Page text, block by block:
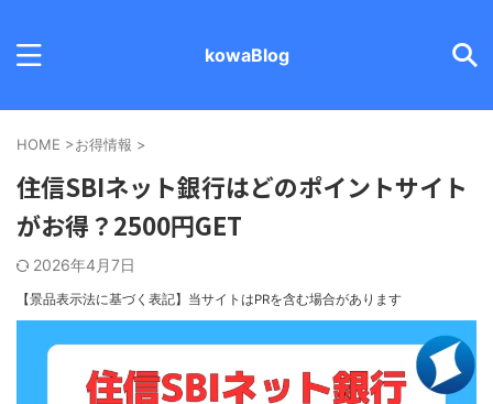
kowaBlog
HOME >お得情報 >
住信SBIネット銀行はどのポイントサイト
がお得？2500円GET
2026年4月7日
【景品表示法に基づく表記】 当サイトはPRを含む場合があります